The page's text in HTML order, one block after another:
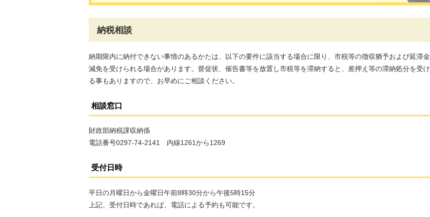
納税相談
納期限内に納付できない事情のあるかたは、以下の要件に該当する場合に限り、市税等の徴収猶予および延滞金
減免を受けられる場合があります。督促状、催告書等を放置し市税等を滞納すると、差押え等の滞納処分を受け
る事もありますので、お早めにご相談ください。
相談窓口
財政部納税課収納係
電話番号0297-74-2141 内線1261から1269
受付日時
平日の月曜日から金曜日午前8時30分から午後5時15分
上記、受付日時であれば、電話による予約も可能です。